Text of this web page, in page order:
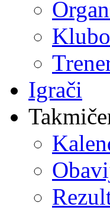
Igrači